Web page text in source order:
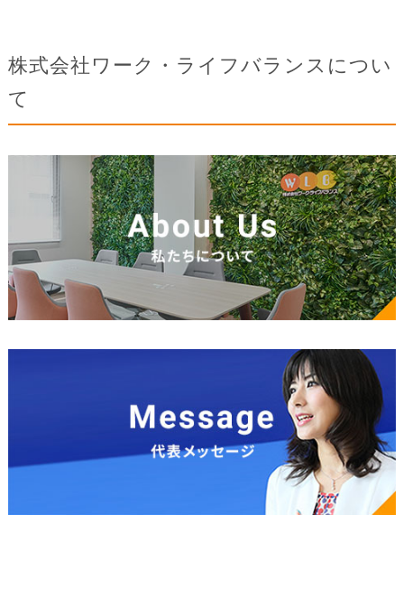
株式会社ワーク・ライフバランスについ
て